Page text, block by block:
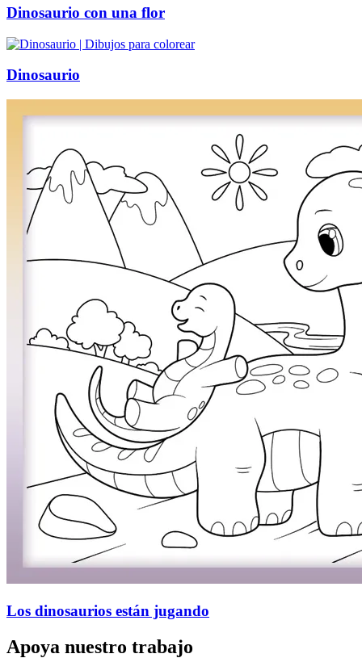
Dinosaurio con una flor
Dinosaurio
Los dinosaurios están jugando
Apoya nuestro trabajo